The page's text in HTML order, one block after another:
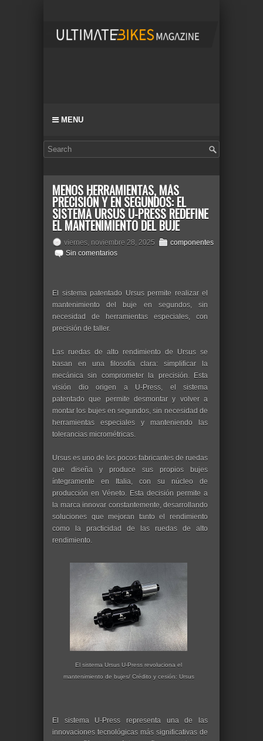
MENU
MENOS HERRAMIENTAS, MÁS
PRECISIÓN Y EN SEGUNDOS: EL
SISTEMA URSUS U-PRESS REDEFINE
EL MANTENIMIENTO DEL BUJE
viernes, noviembre 28, 2025
componentes
Sin comentarios
El sistema patentado Ursus permite realizar el
mantenimiento del buje en segundos, sin
necesidad de herramientas especiales, con
precisión de taller.
Las ruedas de alto rendimiento de Ursus se
basan en una filosofía clara: simplificar la
mecánica sin comprometer la precisión. Esta
visión dio origen a U-Press, el sistema
patentado que permite desmontar y volver a
montar los bujes en segundos, sin necesidad de
herramientas especiales y manteniendo las
tolerancias micrométricas.
Ursus es uno de los pocos fabricantes de ruedas
que diseña y produce sus propios bujes
íntegramente en Italia, con su núcleo de
producción en Véneto. Esta decisión permite a
la marca innovar constantemente, desarrollando
soluciones que mejoran tanto el rendimiento
como la practicidad de las ruedas de alto
rendimiento.
El sistema Ursus U-Press revoluciona el
mantenimiento de bujes/ Crédito y cesión: Ursus
El sistema U-Press representa una de las
innovaciones tecnológicas más significativas de